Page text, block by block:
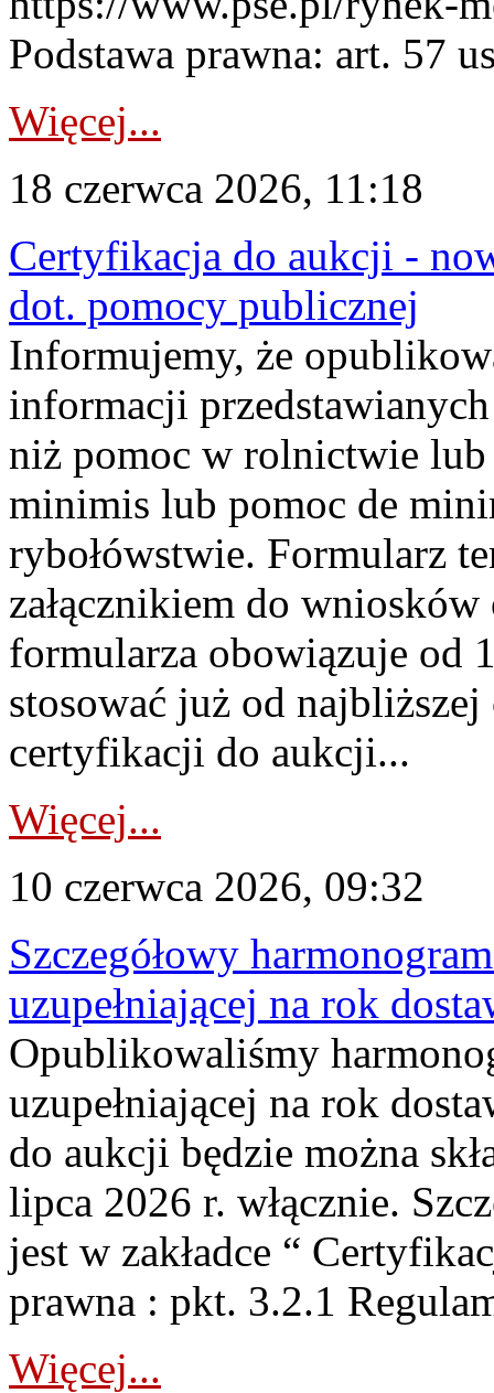
Podstawa prawna: art. 57
Więcej...
18 czerwca 2026, 11:18
Certyfikacja do aukcji -
dot. pomocy publicznej
Informujemy, że
informacji
niż pomoc w rolnictwie lub
minimis lub pomoc de
rybołówstwie. Formularz
załącznikiem do
formularza obowiązuje od
stosować już od
certyfikacji do aukcji...
Więcej...
10 czerwca 2026, 09:32
Szczegółowy
uzupełniającej na rok
Opublikowaliśmy
uzupełniającej na rok
do aukcji będzie można
lipca 2026 r. włącznie.
jest w zakładce “
prawna : pkt. 3.2.1
Więcej...